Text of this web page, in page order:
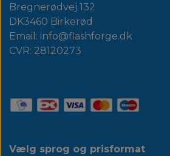
Bregnerødvej 132
DK3460 Birkerød
Email: info@flashforge.dk
CVR: 28120273
Vælg sprog og prisformat